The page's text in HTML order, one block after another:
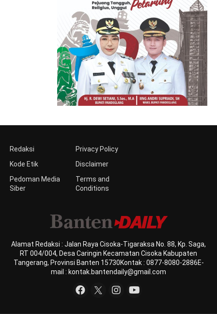
Redaksi
Kode Etik
Pedoman Media
Siber
Privacy Policy
Disclaimer
Terms and
Conditions
Alamat Redaksi : Jalan Raya Cisoka-Tigaraksa No. 88, Kp. Saga,
RT 004/004, Desa Caringin Kecamatan Cisoka Kabupaten
Tangerang, Provinsi Banten 15730Kontak : 0877-8080-2886E-
mail : kontak.bantendaily@gmail.com